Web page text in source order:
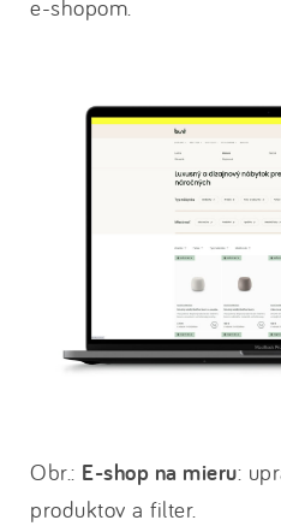
e-shopom.
Obr.: E-shop na mieru:
produktov a filter.